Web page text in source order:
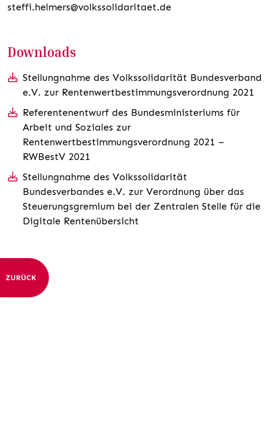
steffi.helmers@volkssolidaritaet.de
Downloads
Stellungnahme des Volkssolidarität Bundesverband
e.V. zur Rentenwertbestimmungsverordnung 2021
Referentenentwurf des Bundesministeriums für
Arbeit und Soziales zur
Rentenwertbestimmungsverordnung 2021 –
RWBestV 2021
Stellungnahme des Volkssolidarität
Bundesverbandes e.V. zur Verordnung über das
Steuerungsgremium bei der Zentralen Stelle für die
Digitale Rentenübersicht
ZURÜCK